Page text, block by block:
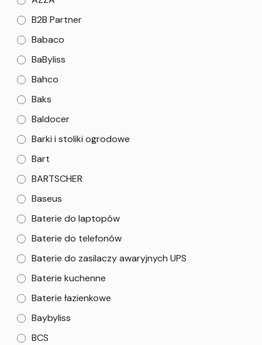
B2B Partner
Babaco
BaByliss
Bahco
Baks
Baldocer
Barki i stoliki ogrodowe
Bart
BARTSCHER
Baseus
Baterie do laptopów
Baterie do telefonów
Baterie do zasilaczy awaryjnych UPS
Baterie kuchenne
Baterie łazienkowe
Baybyliss
BCS